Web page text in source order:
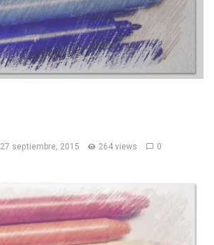
27 septiembre, 2015 264 views 0